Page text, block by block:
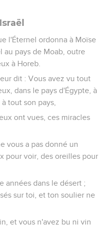
l'Éternel ordonna à Moïse
au pays de Moab, outre
à Horeb.
dit : Vous avez vu tout
dans le pays d'Égypte, à
tout son pays,
ont vues, ces miracles
vous a pas donné un
pour voir, des oreilles pour
années dans le désert ;
sur toi, et ton soulier ne
et vous n'avez bu ni vin